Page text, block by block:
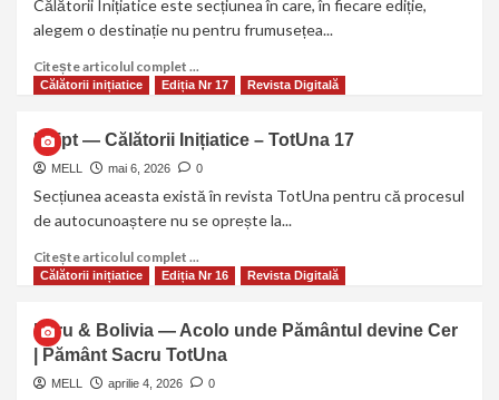
Călătorii Inițiatice este secțiunea în care, în fiecare ediție,
alegem o destinație nu pentru frumusețea...
Citește articolul complet ...
Călătorii inițiatice Ediția Nr 17 Revista Digitală
Egipt — Călătorii Inițiatice – TotUna 17
MELL mai 6, 2026 0
Secțiunea aceasta există în revista TotUna pentru că procesul
de autocunoaștere nu se oprește la...
Citește articolul complet ...
Călătorii inițiatice Ediția Nr 16 Revista Digitală
Peru & Bolivia — Acolo unde Pământul devine Cer
| Pământ Sacru TotUna
MELL aprilie 4, 2026 0